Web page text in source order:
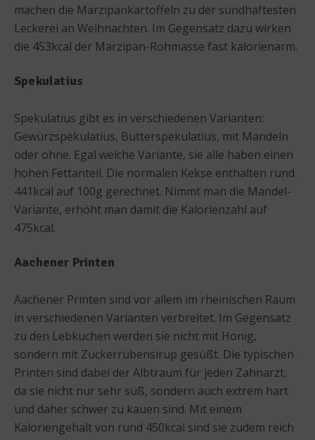
machen die Marzipankartoffeln zu der sündhaftesten
Leckerei an Weihnachten. Im Gegensatz dazu wirken
die 453kcal der Marzipan-Rohmasse fast kalorienarm.
Spekulatius
Spekulatius gibt es in verschiedenen Varianten:
Gewürzspekulatius, Butterspekulatius, mit Mandeln
oder ohne. Egal welche Variante, sie alle haben einen
hohen Fettanteil. Die normalen Kekse enthalten rund
441kcal auf 100g gerechnet. Nimmt man die Mandel-
Variante, erhöht man damit die Kalorienzahl auf
475kcal.
Aachener Printen
Aachener Printen sind vor allem im rheinischen Raum
in verschiedenen Varianten verbreitet. Im Gegensatz
zu den Lebkuchen werden sie nicht mit Honig,
sondern mit Zuckerrübensirup gesüßt. Die typischen
Printen sind dabei der Albtraum für jeden Zahnarzt,
da sie nicht nur sehr süß, sondern auch extrem hart
und daher schwer zu kauen sind. Mit einem
Kaloriengehalt von rund 450kcal sind sie zudem reich